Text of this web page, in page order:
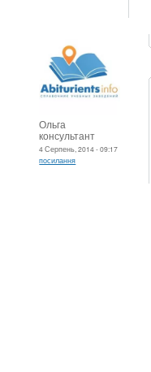
Ольга
консультант
4 Серпень, 2014 - 09:17
посилання